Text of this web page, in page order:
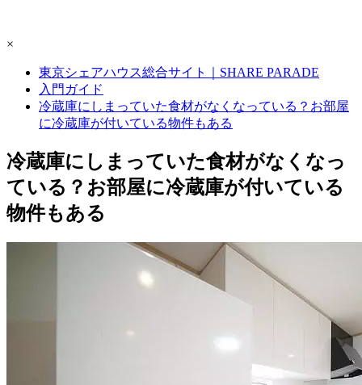
×
東京シェアハウス総合サイト｜SHARE PARADE
入門ガイド
冷蔵庫にしまっていた食材がなくなっている？お部屋
に冷蔵庫が付いている物件もある
冷蔵庫にしまっていた食材がなくなっ
ている？お部屋に冷蔵庫が付いている
物件もある